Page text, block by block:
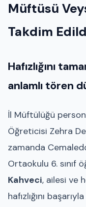
Müftüsü
Takdim
Hafızlığını
anlamlı tören
İl Müftülüğü
Öğreticisi Zehra
zamanda
Ortaokulu 6. sınıf
Kahveci, ailesi ve
hafızlığını